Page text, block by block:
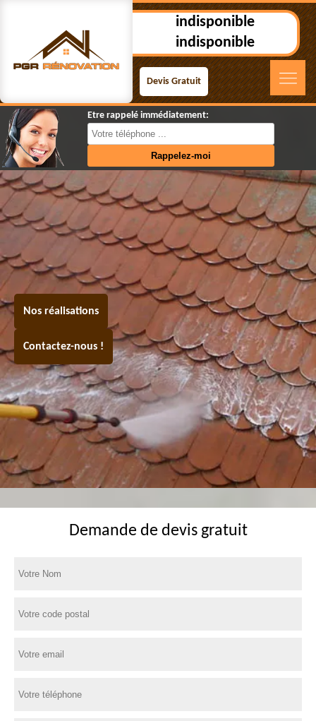
indisponible
indisponible
Devis Gratuit
Etre rappelé immédiatement:
Nos réalisations
Contactez-nous !
Demande de devis gratuit